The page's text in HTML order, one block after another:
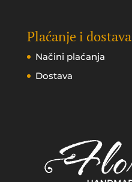
Plaćanje i dostava
Načini plaćanja
Dostava